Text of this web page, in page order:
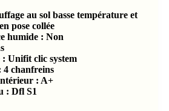
au sol basse température et
pose collée
humide : Non
: Unifit clic system
chanfreins
: A+
: Dfl S1